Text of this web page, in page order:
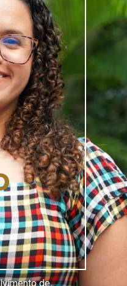
de